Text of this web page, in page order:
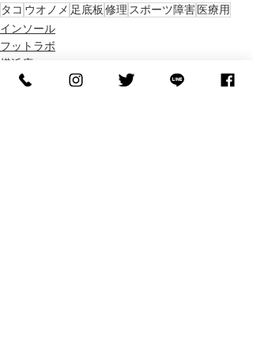
タコ ウオノメ 足底板 修理 スポーツ障害 医療用
インソール
フットラボ
横浜店